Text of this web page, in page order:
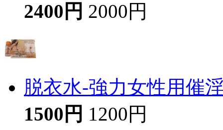
2400円 2000円
脱衣水-強力女性用催
1500円 1200円